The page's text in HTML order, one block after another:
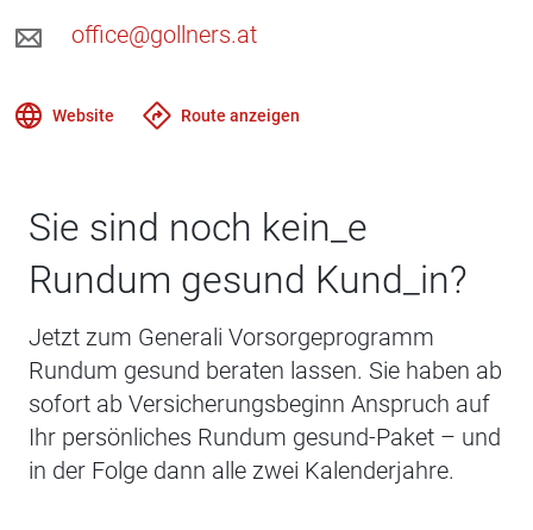
office@gollners.at
Website Route anzeigen
Sie sind noch kein_e
Rundum gesund Kund_in?
Jetzt zum Generali Vorsorgeprogramm
Rundum gesund beraten lassen. Sie haben ab
sofort ab Versicherungsbeginn Anspruch auf
Ihr persönliches Rundum gesund-Paket – und
in der Folge dann alle zwei Kalenderjahre.